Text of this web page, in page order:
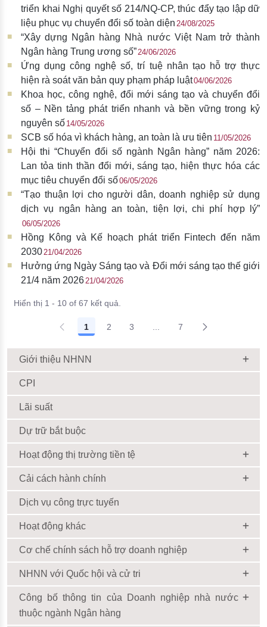
triển khai Nghị quyết số 214/NQ-CP, thúc đẩy tạo lập dữ
liệu phục vụ chuyển đổi số toàn diện 24/08/2025
“Xây dựng Ngân hàng Nhà nước Việt Nam trở thành
Ngân hàng Trung ương số” 24/06/2026
Ứng dụng công nghệ số, trí tuệ nhân tạo hỗ trợ thực
hiện rà soát văn bản quy phạm pháp luật04/06/2026
Khoa học, công nghệ, đổi mới sáng tạo và chuyển đổi
số – Nền tảng phát triển nhanh và bền vững trong kỷ
nguyên số 14/05/2026
SCB số hóa vì khách hàng, an toàn là ưu tiên 11/05/2026
Hội thi “Chuyển đổi số ngành Ngân hàng” năm 2026:
Lan tỏa tinh thần đổi mới, sáng tạo, hiện thực hóa các
mục tiêu chuyển đổi số06/05/2026
“Tạo thuận lợi cho người dân, doanh nghiệp sử dụng
dịch vụ ngân hàng an toàn, tiện lợi, chi phí hợp lý”
06/05/2026
Hồng Kông và Kế hoạch phát triển Fintech đến năm
2030 21/04/2026
Hưởng ứng Ngày Sáng tạo và Đổi mới sáng tạo thế giới
21/4 năm 2026 21/04/2026
Hiển thị 1 - 10 of 67 kết quả.
1 2 3 7
Giới thiệu NHNN
CPI
Lãi suất
Dự trữ bắt buộc
Hoạt động thị trường tiền tệ
Cải cách hành chính
Dịch vụ công trực tuyến
Hoạt động khác
Cơ chế chính sách hỗ trợ doanh nghiệp
NHNN với Quốc hội và cử tri
Công bố thông tin của Doanh nghiệp nhà nước
thuộc ngành Ngân hàng